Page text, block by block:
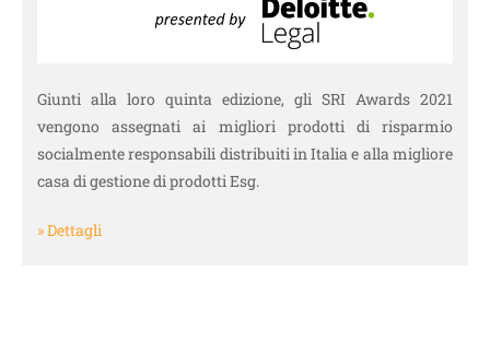
Giunti alla loro quinta edizione, gli SRI Awards 2021
vengono assegnati ai migliori prodotti di risparmio
socialmente responsabili distribuiti in Italia e alla migliore
casa di gestione di prodotti Esg.
» Dettagli